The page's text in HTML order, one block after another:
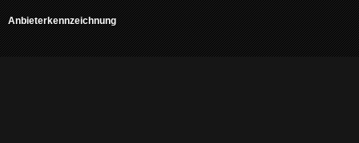
Anbieterkennzeichnung